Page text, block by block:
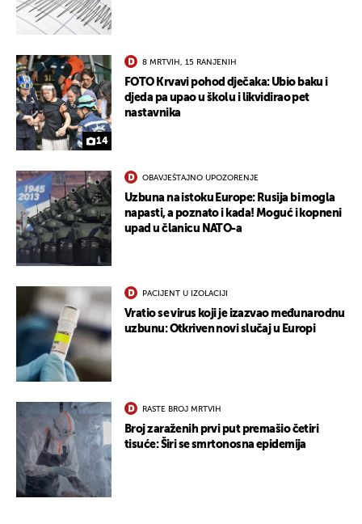
14
8 MRTVIH, 15 RANJENIH
FOTO Krvavi pohod dječaka: Ubio baku i
djeda pa upao u školu i likvidirao pet
nastavnika
OBAVJEŠTAJNO UPOZORENJE
Uzbuna na istoku Europe: Rusija bi mogla
napasti, a poznato i kada! Moguć i kopneni
upad u članicu NATO-a
PACIJENT U IZOLACIJI
Vratio se virus koji je izazvao međunarodnu
uzbunu: Otkriven novi slučaj u Europi
RASTE BROJ MRTVIH
Broj zaraženih prvi put premašio četiri
tisuće: Širi se smrtonosna epidemija